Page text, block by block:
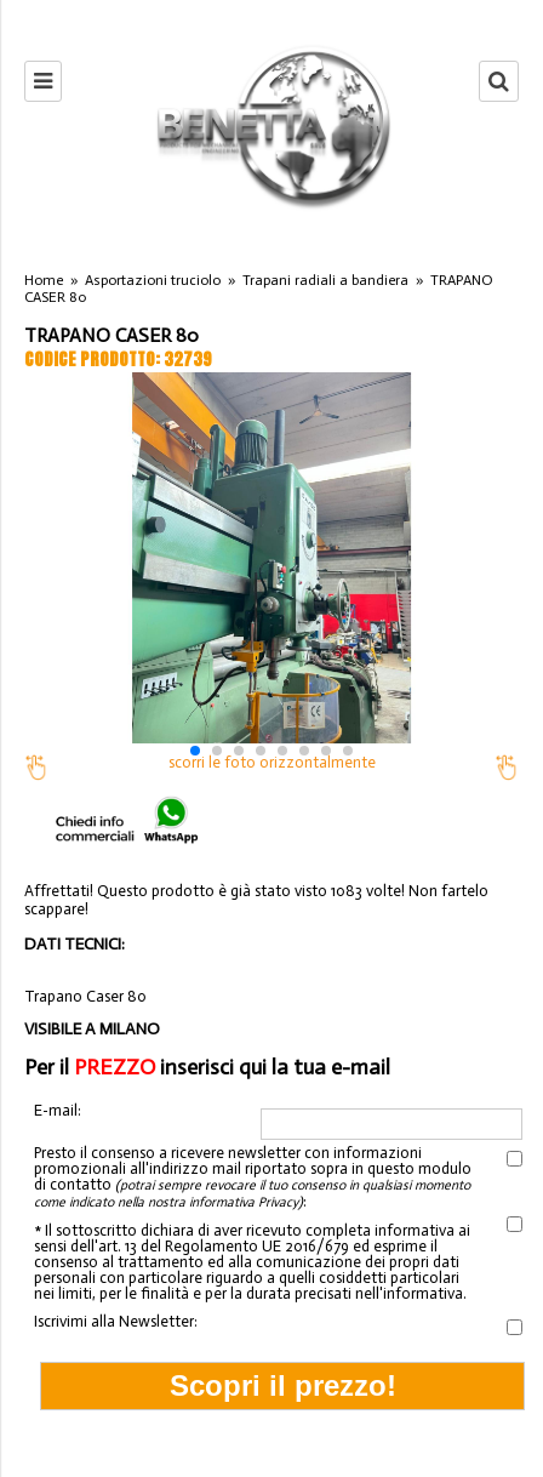
Home » Asportazioni truciolo » Trapani radiali a bandiera » TRAPANO
CASER 80
TRAPANO CASER 80
CODICE PRODOTTO: 32739
scorri le foto orizzontalmente
Affrettati! Questo prodotto è già stato visto 1083 volte! Non fartelo
scappare!
DATI TECNICI:
Trapano Caser 80
VISIBILE A MILANO
Per il PREZZOinserisci qui la tua e-mail
E-mail:
Presto il consenso a ricevere newsletter con informazioni
promozionali all'indirizzo mail riportato sopra in questo modulo
di contatto (potrai sempre revocare il tuo consenso in qualsiasi momento
come indicato nella nostra informativa Privacy):
* Il sottoscritto dichiara di aver ricevuto completa informativa ai
sensi dell'art. 13 del Regolamento UE 2016/679 ed esprime il
consenso al trattamento ed alla comunicazione dei propri dati
personali con particolare riguardo a quelli cosiddetti particolari
nei limiti, per le finalità e per la durata precisati nell'informativa.
Iscrivimi alla Newsletter: